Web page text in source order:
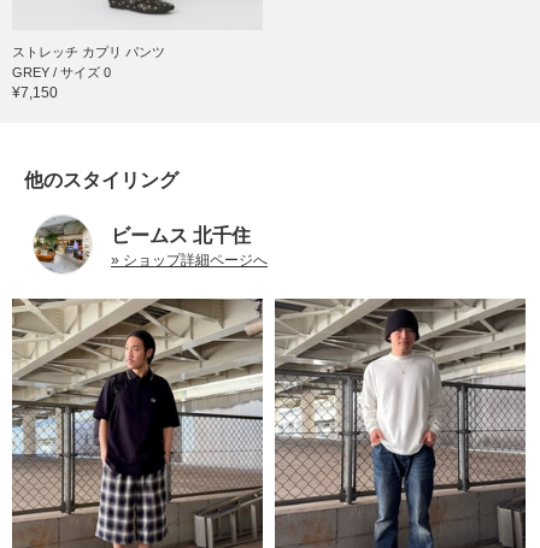
ストレッチ カプリ パンツ
GREY / サイズ 0
¥7,150
他のスタイリング
ビームス 北千住
» ショップ詳細ページへ